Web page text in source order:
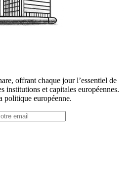
offrant chaque jour l’essentiel de
institutions et capitales européennes.
politique européenne.